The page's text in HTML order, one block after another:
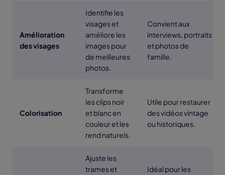
Amélioration
des visages
Identifie les
visages et
améliore les
images pour
de meilleures
photos.
Convient aux
interviews, portraits
et photos de
famille.
Colorisation
Transforme
les clips noir
et blanc en
couleur et les
rend naturels.
Utile pour restaurer
des vidéos vintage
ou historiques.
Ajuste les
trames et
Idéal pour les